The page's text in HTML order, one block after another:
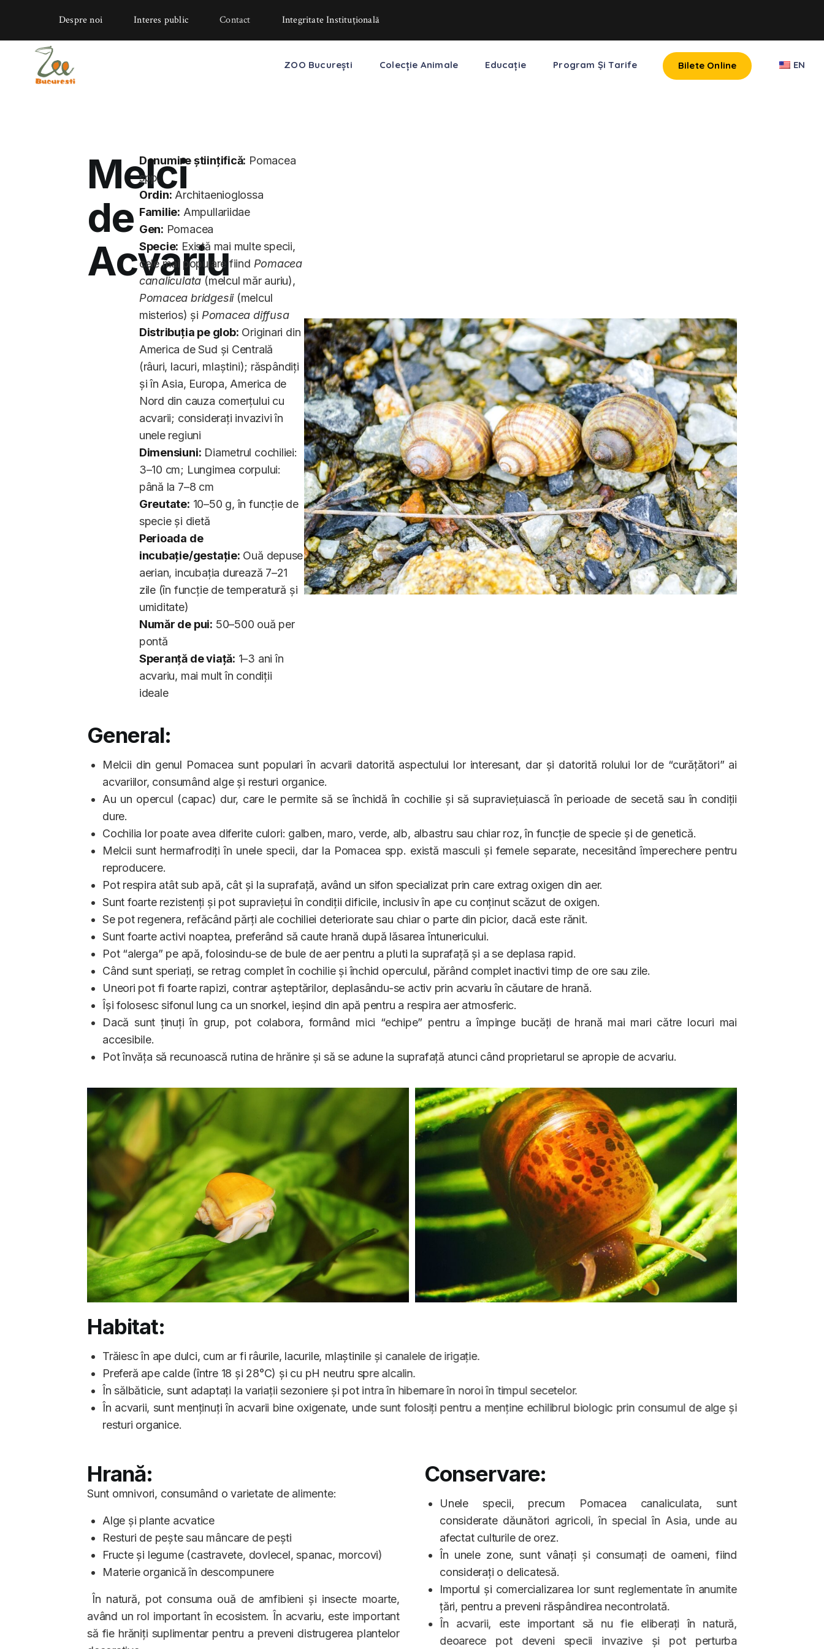
Despre noi Interes public Contact Integritate Instituţională
ZOO București Colecție Animale Educație Program Și Tarife Bilete Online EN
Melci
de
Acvariu
Denumire științifică: Pomacea
spp.
Ordin: Architaenioglossa
Familie: Ampullariidae
Gen: Pomacea
Specie: Există mai multe specii,
cele mai populare fiind Pomacea
canaliculata (melcul măr auriu),
Pomacea bridgesii(melcul
misterios) și Pomacea diffusa
Distribuția pe glob: Originari din
America de Sud și Centrală
(râuri, lacuri, mlaștini); răspândiți
și în Asia, Europa, America de
Nord din cauza comerțului cu
acvarii; considerați invazivi în
unele regiuni
Dimensiuni: Diametrul cochiliei:
3–10 cm; Lungimea corpului:
până la 7–8 cm
Greutate: 10–50 g, în funcție de
specie și dietă
Perioada de
incubație/gestație: Ouă depuse
aerian, incubația durează 7–21
zile (în funcție de temperatură și
umiditate)
Număr de pui: 50–500 ouă per
pontă
Speranță de viață: 1–3 ani în
acvariu, mai mult în condiții
ideale
General:
Melcii din genul Pomacea sunt populari în acvarii datorită aspectului lor interesant, dar și datorită rolului lor de “curățători” ai
acvariilor, consumând alge și resturi organice.
Au un opercul (capac) dur, care le permite să se închidă în cochilie și să supraviețuiască în perioade de secetă sau în condiții
dure.
Cochilia lor poate avea diferite culori: galben, maro, verde, alb, albastru sau chiar roz, în funcție de specie și de genetică.
Melcii sunt hermafrodiți în unele specii, dar la Pomacea spp. există masculi și femele separate, necesitând împerechere pentru
reproducere.
Pot respira atât sub apă, cât și la suprafață, având un sifon specializat prin care extrag oxigen din aer.
Sunt foarte rezistenți și pot supraviețui în condiții dificile, inclusiv în ape cu conținut scăzut de oxigen.
Se pot regenera, refăcând părți ale cochiliei deteriorate sau chiar o parte din picior, dacă este rănit.
Sunt foarte activi noaptea, preferând să caute hrană după lăsarea întunericului.
Pot “alerga” pe apă, folosindu-se de bule de aer pentru a pluti la suprafață și a se deplasa rapid.
Când sunt speriați, se retrag complet în cochilie și închid operculul, părând complet inactivi timp de ore sau zile.
Uneori pot fi foarte rapizi, contrar așteptărilor, deplasându-se activ prin acvariu în căutare de hrană.
Își folosesc sifonul lung ca un snorkel, ieșind din apă pentru a respira aer atmosferic.
Dacă sunt ținuți în grup, pot colabora, formând mici “echipe” pentru a împinge bucăți de hrană mai mari către locuri mai
accesibile.
Pot învăța să recunoască rutina de hrănire și să se adune la suprafață atunci când proprietarul se apropie de acvariu.
Habitat:
Trăiesc în ape dulci, cum ar fi râurile, lacurile, mlaștinile și canalele de irigație.
Preferă ape calde (între 18 și 28°C) și cu pH neutru spre alcalin.
În sălbăticie, sunt adaptați la variații sezoniere și pot intra în hibernare în noroi în timpul secetelor.
În acvarii, sunt menținuți în acvarii bine oxigenate, unde sunt folosiți pentru a menține echilibrul biologic prin consumul de alge și
resturi organice.
Hrană:
Sunt omnivori, consumând o varietate de alimente:
Alge și plante acvatice
Resturi de pește sau mâncare de pești
Fructe și legume (castravete, dovlecel, spanac, morcovi)
Materie organică în descompunere
În natură, pot consuma ouă de amfibieni și insecte moarte,
având un rol important în ecosistem. În acvariu, este important
să fie hrăniți suplimentar pentru a preveni distrugerea plantelor
Conservare:
Unele specii, precum Pomacea canaliculata, sunt
considerate dăunători agricoli, în special în Asia, unde au
afectat culturile de orez.
În unele zone, sunt vânați și consumați de oameni, fiind
considerați o delicatesă.
Importul și comercializarea lor sunt reglementate în anumite
țări, pentru a preveni răspândirea necontrolată.
În acvarii, este important să nu fie eliberați în natură,
deoarece pot deveni specii invazive și pot perturba